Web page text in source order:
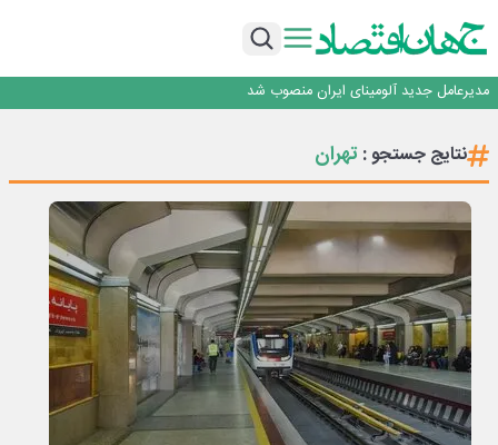
بازگشت فرش ماشینی به اصفهان پس از هفت سال؛ دو نمایشگاه تخصصی در شهر
مدیرعامل جدید آلومینای ایران منصوب شد
رونمایی فولاد غدیر نی ریز از سامانه ی « آقای پولاد»
بازگشت فرش ماشینی به اصفهان پس از هفت سال؛ دو نمایشگاه تخصصی در شهر
نتایج جستجو : تهران